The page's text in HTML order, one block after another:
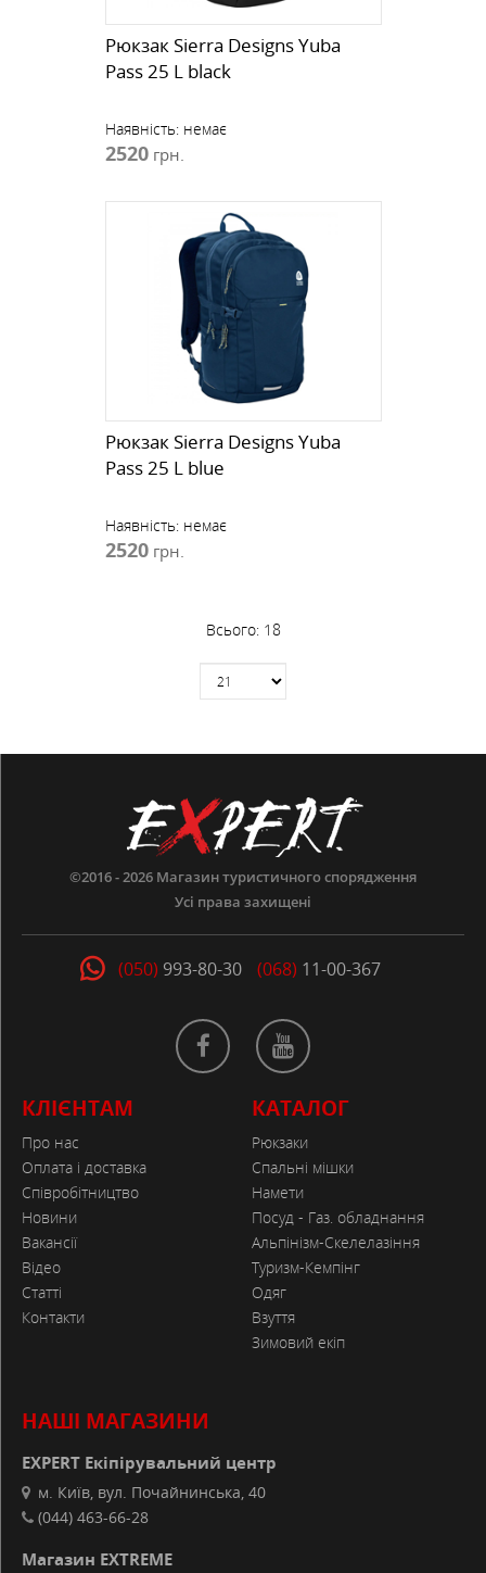
Рюкзак Sierra Designs Yuba
Pass 25 L black
Наявність: немає
2520 грн.
Рюкзак Sierra Designs Yuba
Pass 25 L blue
Наявність: немає
2520 грн.
Всього: 18
©2016 - 2026 Магазин туристичного спорядження
Усі права захищені
(050) 993-80-30 (068) 11-00-367
КЛІЄНТАМ
Про нас
Оплата і доставка
Співробітництво
Новини
Вакансії
Відео
Статті
Контакти
КАТАЛОГ
Рюкзаки
Спальні мішки
Намети
Посуд - Газ. обладнання
Альпінізм-Скелелазіння
Туризм-Кемпінг
Одяг
Взуття
Зимовий екіп
НАШІ МАГАЗИНИ
EXPERT Екіпірувальний центр
м. Київ, вул. Почайнинська, 40
(044) 463-66-28
Магазин EXTREME